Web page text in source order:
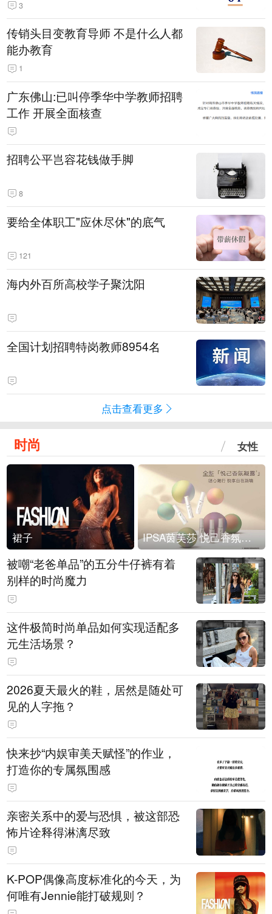
3
传销头目变教育导师 不是什么人都
能办教育
1
广东佛山:已叫停季华中学教师招聘
工作 开展全面核查
招聘公平岂容花钱做手脚
8
要给全体职工"应休尽休"的底气
121
海内外百所高校学子聚沈阳
全国计划招聘特岗教师8954名
点击查看更多
时尚 女性
裙子 IPSA茵芙莎 悦己香氛凝露上市
被嘲“老爸单品”的五分牛仔裤有着
别样的时尚魔力
这件极简时尚单品如何实现适配多
元生活场景？
2026夏天最火的鞋，居然是随处可
见的人字拖？
快来抄“内娱审美天赋怪”的作业，
打造你的专属氛围感
亲密关系中的爱与恐惧，被这部恐
怖片诠释得淋漓尽致
K-POP偶像高度标准化的今天，为
何唯有Jennie能打破规则？